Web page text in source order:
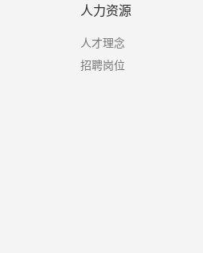
人力资源
人才理念
招聘岗位